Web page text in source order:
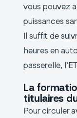
vous pouvez
puissances
Il suffit de
heures en
passerelle,
La
titulaires
Pour circuler